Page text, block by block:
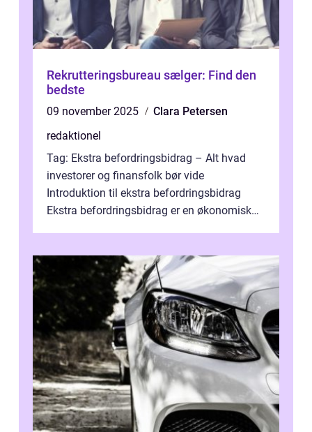
Rekrutteringsbureau sælger: Find den
bedste
09 november 2025
Clara Petersen
redaktionel
Tag: Ekstra befordringsbidrag – Alt hvad
investorer og finansfolk bør vide
Introduktion til ekstra befordringsbidrag
Ekstra befordringsbidrag er en økonomisk